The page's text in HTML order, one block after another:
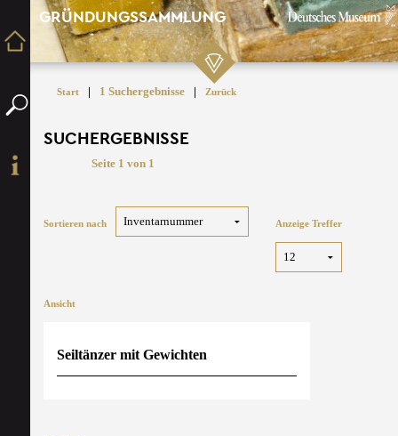
GRÜNDUNGSSAMMLUNG
Start | 1 Suchergebnisse | Zurück
SUCHERGEBNISSE
Seite 1 von 1
Sortieren nach Anzeige Treffer
Ansicht
Seiltänzer mit Gewichten